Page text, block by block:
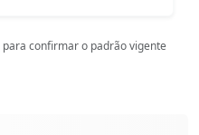
para confirmar o padrão vigente